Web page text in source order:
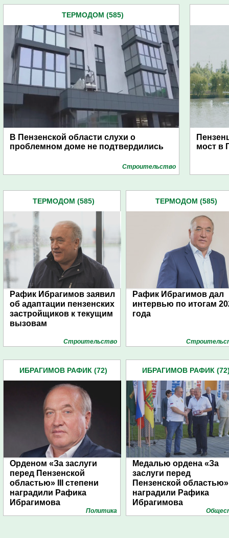
ТЕРМОДОМ (585)
В Пензенской области слухи о
проблемном доме не подтвердились
Строительство
мост в
ТЕРМОДОМ (585)
Рафик Ибрагимов заявил
об адаптации пензенских
застройщиков к текущим
вызовам
Строительство
ТЕРМОДОМ (585)
Рафик Ибрагимов дал
интервью по итогам
года
ИБРАГИМОВ РАФИК (72)
Орденом «За заслуги
перед Пензенской
областью» III степени
наградили Рафика
Ибрагимова
Политика
ИБРАГИМОВ РАФИК
Медалью ордена «За
заслуги перед
Пензенской областью»
наградили Рафика
Ибрагимова